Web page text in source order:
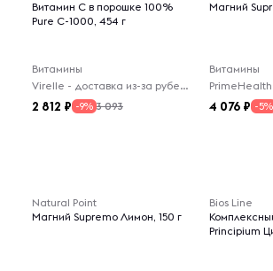
Витамин C в порошке 100%
Pure C-1000, 454 г
Витамины
Virelle - доставка из-за рубежа
2 812 -9% 3 093
Магний
Витамины
4 076 -5%
Natural Point
Магний Supremo Лимон, 150 г
Bios Line
Principium